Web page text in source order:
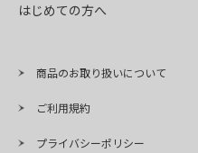
はじめての方へ
商品のお取り扱いについて
ご利用規約
プライバシーポリシー